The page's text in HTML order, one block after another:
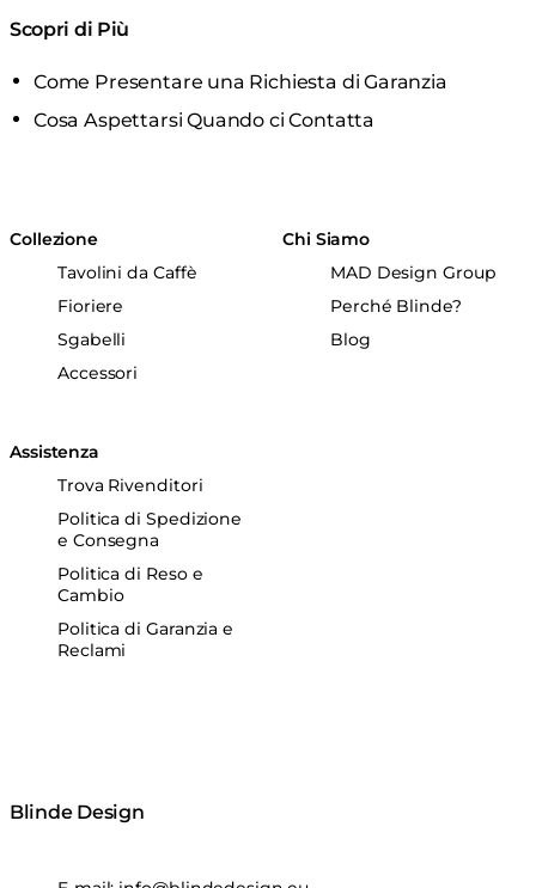
Scopri di Più
Come Presentare una Richiesta di Garanzia
Cosa Aspettarsi Quando ci Contatta
Collezione
Tavolini da Caffè
Fioriere
Sgabelli
Accessori
Chi Siamo
MAD Design Group
Perché Blinde?
Blog
Assistenza
Trova Rivenditori
Politica di Spedizione
e Consegna
Politica di Reso e
Cambio
Politica di Garanzia e
Reclami
Blinde Design